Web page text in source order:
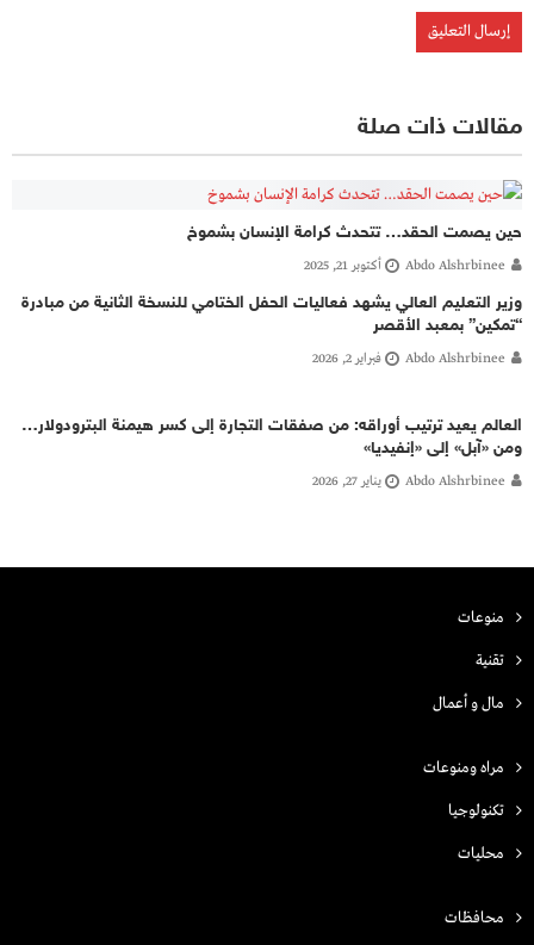
مقالات ذات صلة
حين يصمت الحقد… تتحدث كرامة الإنسان بشموخ
Abdo Alshrbinee أكتوبر 21, 2025
وزير التعليم العالي يشهد فعاليات الحفل الختامي للنسخة الثانية من مبادرة
“تمكين” بمعبد الأقصر
Abdo Alshrbinee فبراير 2, 2026
العالم يعيد ترتيب أوراقه: من صفقات التجارة إلى كسر هيمنة البترودولار…
ومن «آبل» إلى «إنفيديا»
Abdo Alshrbinee يناير 27, 2026
منوعات
تقنية
مال و أعمال
مراه ومنوعات
تكنولوجيا
محليات
محافظات